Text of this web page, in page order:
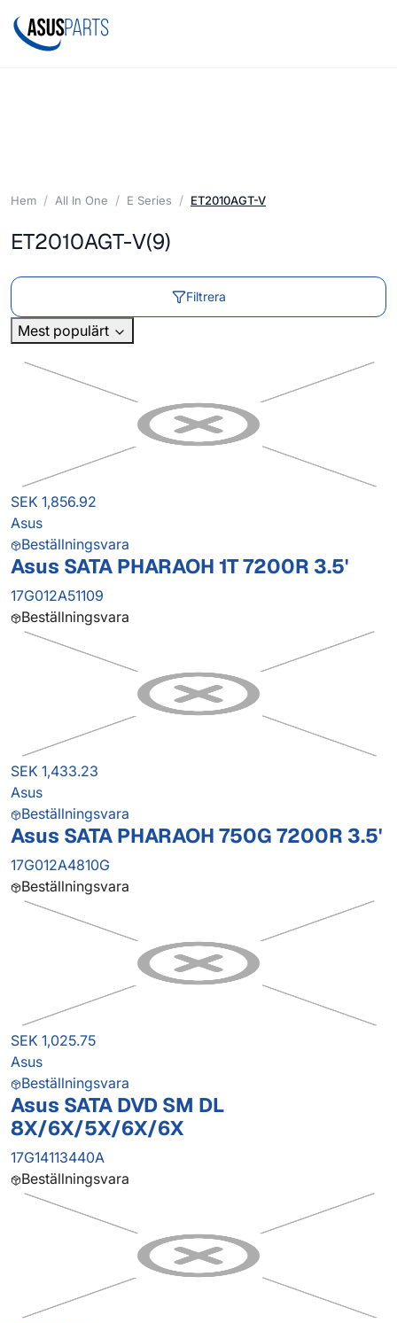
Hem All In One E Series ET2010AGT-V
ET2010AGT-V(9)
Filtrera
Mest populärt
SEK 1,856.92
Asus
Beställningsvara
Asus SATA PHARAOH 1T 7200R 3.5'
17G012A51109
Beställningsvara
SEK 1,433.23
Asus
Beställningsvara
Asus SATA PHARAOH 750G 7200R 3.5'
17G012A4810G
Beställningsvara
SEK 1,025.75
Asus
Beställningsvara
Asus SATA DVD SM DL
8X/6X/5X/6X/6X
17G14113440A
Beställningsvara